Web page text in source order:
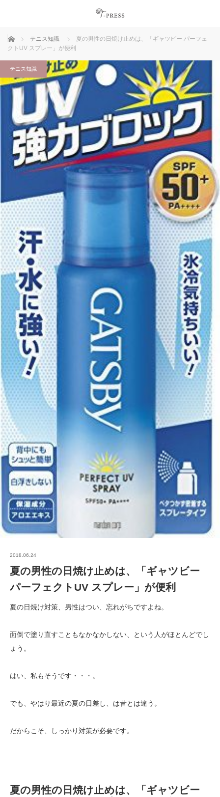
ホーム テニス知識
夏の男性の日焼け止めは、「ギャツビー パーフェ
クトUV スプレー」が便利
テニス知識
2018.06.24
夏の男性の日焼け止めは、「ギャツビー
パーフェクトUV スプレー」が便利
夏の日焼け対策、男性はつい、忘れがちですよね。
面倒で塗り直すこともなかなかしない、という人がほとんどでし
ょう。
はい、私もそうです・・・。
でも、やはり最近の夏の日差し、は昔とは違う。
だからこそ、しっかり対策が必要です。
夏の男性の日焼け止めは、「ギャツビー